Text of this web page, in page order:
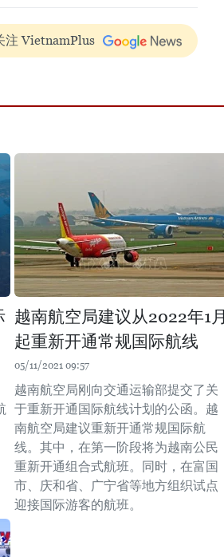
注 VietnamPlus
越南航空局建议从2022年1月
起重新开通常规国际航线
05/11/2021 09:57
越南航空局刚向交通运输部提交了关
于重新开通国际航线计划的公函。越
南航空局建议重新开通常规国际航
线。其中，在第一阶段将为越南公民
重新开通组合式航班。同时，在富国
市、庆和省、广宁省等地方组织试点
迎接国际游客的航班。